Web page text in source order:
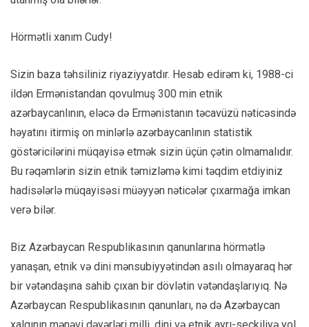
Hörmətli xanım Cudy!
Sizin baza təhsiliniz riyaziyyatdır. Hesab edirəm ki, 1988-ci
ildən Ermənistandan qovulmuş 300 min etnik
azərbaycanlının, eləcə də Ermənistanın təcavüzü nəticəsində
həyatını itirmiş on minlərlə azərbaycanlının statistik
göstəricilərini müqayisə etmək sizin üçün çətin olmamalıdır.
Bu rəqəmlərin sizin etnik təmizləmə kimi təqdim etdiyiniz
hadisələrlə müqayisəsi müəyyən nəticələr çıxarmağa imkan
verə bilər.
Biz Azərbaycan Respublikasının qanunlarına hörmətlə
yanaşan, etnik və dini mənsubiyyətindən asılı olmayaraq hər
bir vətəndaşına sahib çıxan bir dövlətin vətəndaşlarıyıq. Nə
Azərbaycan Respublikasının qanunları, nə də Azərbaycan